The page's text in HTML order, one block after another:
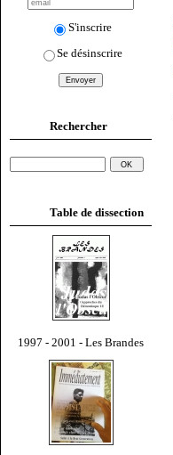
S'inscrire
Se désinscrire
Rechercher
Table de dissection
1997 - 2001 - Les Brandes